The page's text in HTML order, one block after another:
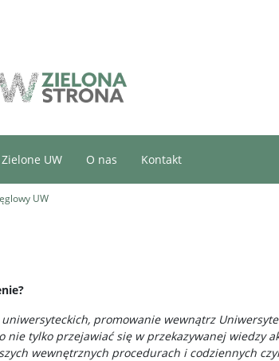
Zielone UW O nas Kontakt
UW
promowanie wewnątrz
tylko przejawiać się w przekazywanej wiedzy
wewnętrznych procedurach i codziennych